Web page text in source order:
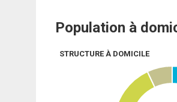
Population à
STRUCTURE À DOMICILE